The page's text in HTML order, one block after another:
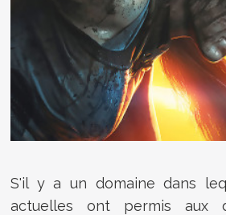
S'il y a un domaine dans
actuelles ont permis aux